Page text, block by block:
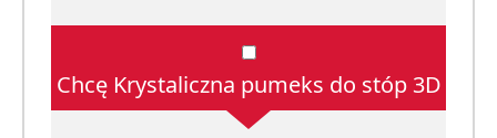
Chcę Krystaliczna pumeks do stóp 3D